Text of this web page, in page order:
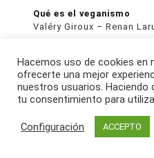
Qué es el veganismo
Valéry Giroux – Renan
Joseph de la Paz
Simona Kossak
Anna Kamińska
La voz de los animales
Hacemos uso de cookies en
ofrecerte una mejor
nuestros usuarios. Haciendo
tu consentimiento para
Configuración ACCEPTO